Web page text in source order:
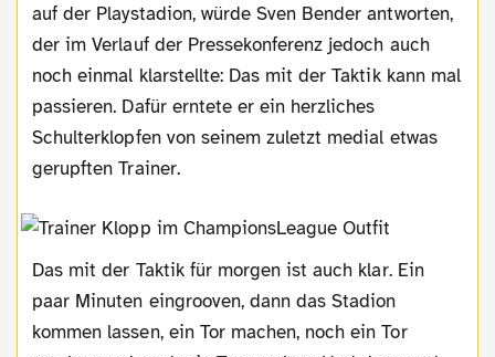
auf der Playstadion, würde Sven Bender antworten,
der im Verlauf der Pressekonferenz jedoch auch
noch einmal klarstellte: Das mit der Taktik kann mal
passieren. Dafür erntete er ein herzliches
Schulterklopfen von seinem zuletzt medial etwas
gerupften Trainer.
Das mit der Taktik für morgen ist auch klar. Ein
paar Minuten eingrooven, dann das Stadion
kommen lassen, ein Tor machen, noch ein Tor